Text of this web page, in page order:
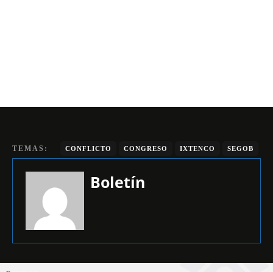
TEMAS: CONFLICTO CONGRESO IXTENCO SEGOB
Boletín